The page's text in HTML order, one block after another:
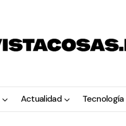
Actualidad Tecnología